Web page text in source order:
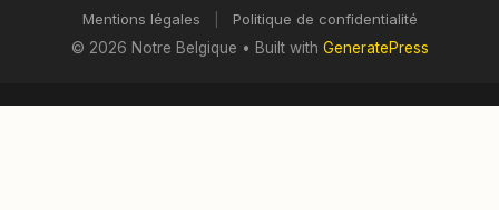
Mentions légales
Politique de confidentialité
© 2026 Notre Belgique • Built with GeneratePress